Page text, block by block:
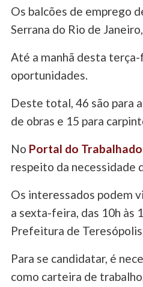
Os balcões de emprego
Serrana do Rio de
Até a manhã desta
oportunidades.
Deste total, 46 são para
de obras e 15 para
No Portal do
respeito da necessidade
Os interessados podem
a sexta-feira, das 10h às
Prefeitura de
Para se candidatar, é
como carteira de